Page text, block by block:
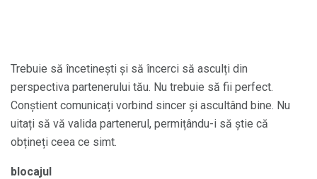
Trebuie să încetinești și să încerci să asculți din
perspectiva partenerului tău. Nu trebuie să fii perfect.
Conștient comunicați vorbind sincer și ascultând bine. Nu
uitați să vă valida partenerul, permițându-i să știe că
obțineți ceea ce simt.
blocajul